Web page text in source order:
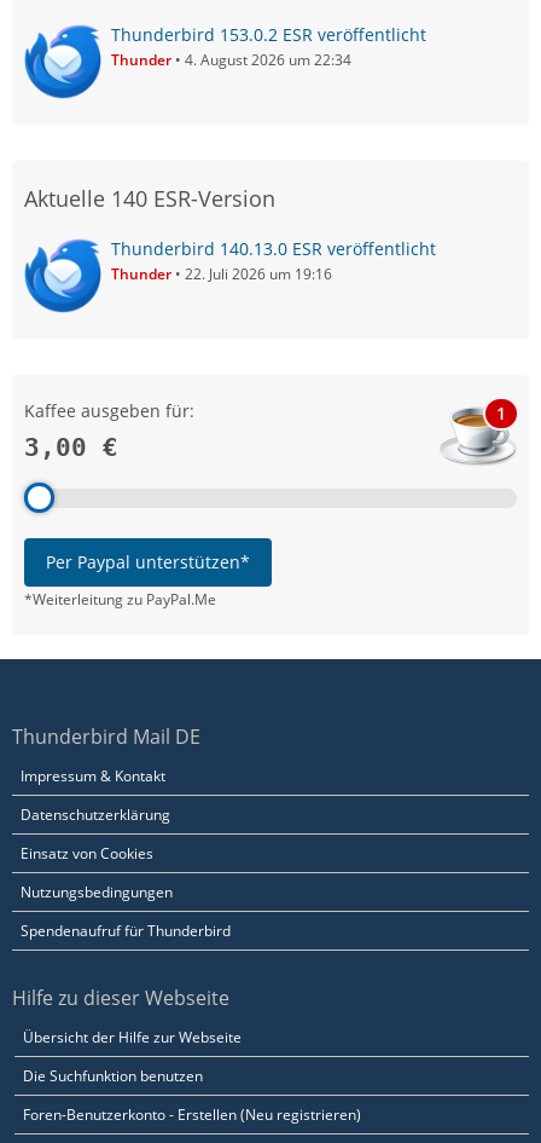
Thunderbird 153.0.2 ESR veröffentlicht
Thunder 4. August 2026 um 22:34
Aktuelle 140 ESR-Version
Thunderbird 140.13.0 ESR veröffentlicht
Thunder 22. Juli 2026 um 19:16
Kaffee ausgeben für:
3,00 €
1
Per Paypal unterstützen*
*Weiterleitung zu PayPal.Me
Thunderbird Mail DE
Impressum & Kontakt
Datenschutzerklärung
Einsatz von Cookies
Nutzungsbedingungen
Spendenaufruf für Thunderbird
Hilfe zu dieser Webseite
Übersicht der Hilfe zur Webseite
Die Suchfunktion benutzen
Foren-Benutzerkonto - Erstellen (Neu registrieren)